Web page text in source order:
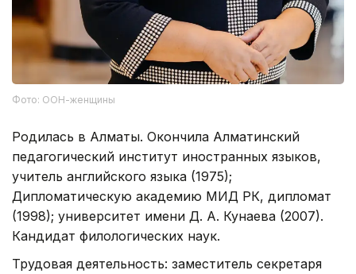
Фото: ООН-женщины
Родилась в Алматы. Окончила Алматинский
педагогический институт иностранных языков,
учитель английского языка (1975);
Дипломатическую академию МИД РК, дипломат
(1998); университет имени Д. А. Кунаева (2007).
Кандидат филологических наук.
Трудовая деятельность: заместитель секретаря